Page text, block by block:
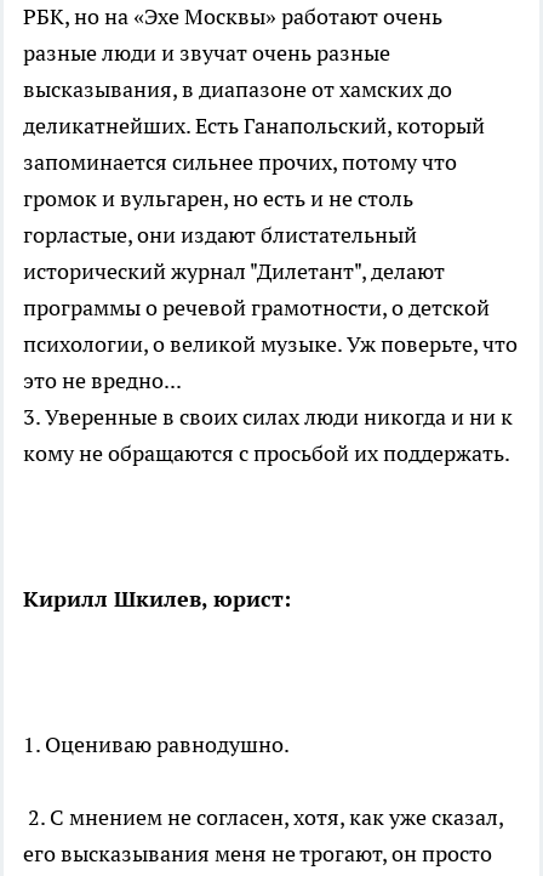
РБК, но на «Эхе Москвы» работают очень
разные люди и звучат очень разные
высказывания, в диапазоне от хамских до
деликатнейших. Есть Ганапольский, который
запоминается сильнее прочих, потому что
громок и вульгарен, но есть и не столь
горластые, они издают блистательный
исторический журнал "Дилетант", делают
программы о речевой грамотности, о детской
психологии, о великой музыке. Уж поверьте, что
это не вредно...
3. Уверенные в своих силах люди никогда и ни к
кому не обращаются с просьбой их поддержать.
Кирилл Шкилев, юрист:
1. Оцениваю равнодушно.
2. С мнением не согласен, хотя, как уже сказал,
его высказывания меня не трогают, он просто